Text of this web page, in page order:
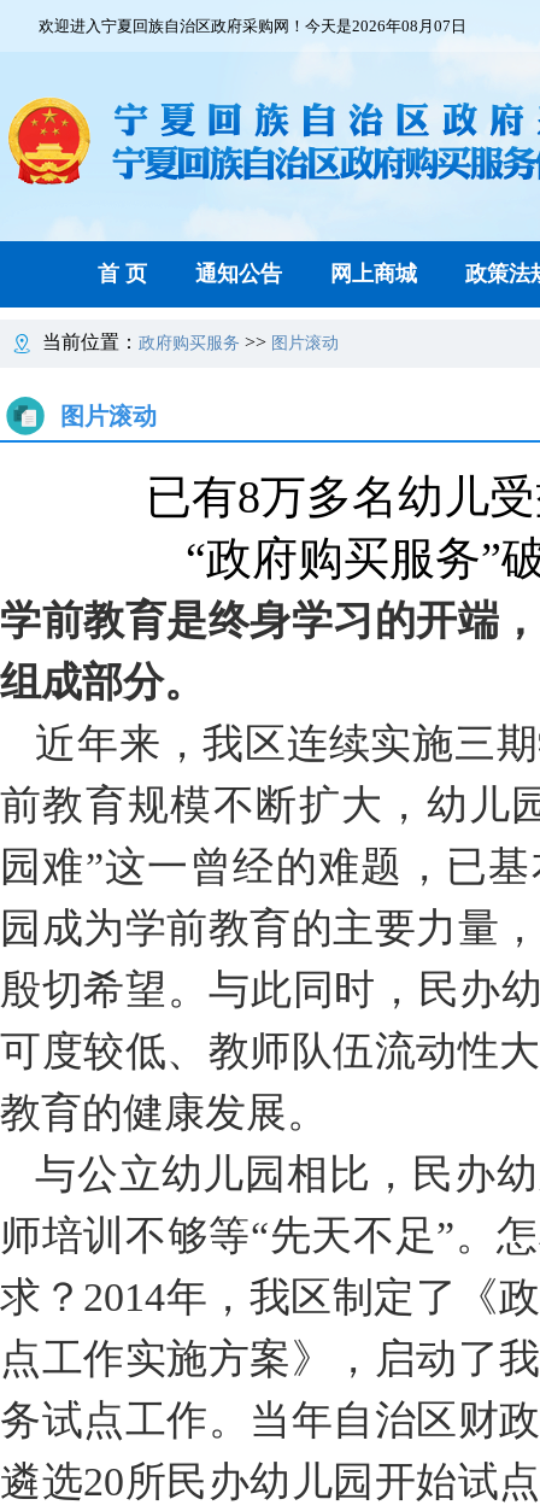
欢迎进入宁夏回族自治区政府采购网！今天是2026年08月07日
首 页 通知公告 网上商城 政策法
当前位置： 政府购买服务 >> 图片滚动
图片滚动
已有8万多名幼儿
“政府购买服务”
学前教育是终身学习的开端
组成部分。
近年来，我区连续实施三
前教育规模不断扩大，幼儿
园难”这一曾经的难题，已
园成为学前教育的主要力量
殷切希望。与此同时，民办
可度较低、教师队伍流动性
教育的健康发展。
与公立幼儿园相比，民办
师培训不够等“先天不足”。
求？2014年，我区制定了《
点工作实施方案》，启动了
务试点工作。当年自治区财
遴选20所民办幼儿园开始试